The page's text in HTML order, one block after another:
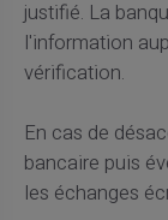
justifié. La
l'information
vérification.
En cas de
bancaire puis
les échanges